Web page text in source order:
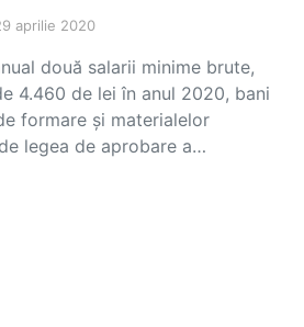
aprilie 2020
două salarii minime brute,
4.460 de lei în anul 2020, bani
formare și materialelor
legea de aprobare a…